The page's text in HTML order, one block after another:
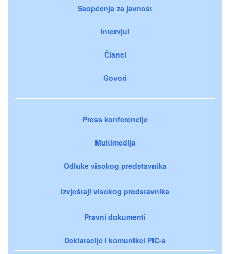
Saopćenja za javnost
Intervjui
Članci
Govori
Press konferencije
Multimedija
Odluke visokog predstavnika
Izvještaji visokog predstavnika
Pravni dokumenti
Deklaracije i komunikei PIC-a